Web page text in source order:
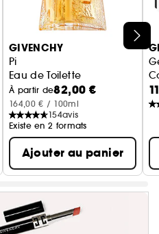
GIVENCHY
Pi
Eau de Toilette
À partir de82,00 €
164,00 € / 100ml
154avis
Existe en 2 formats
Ajouter au panier